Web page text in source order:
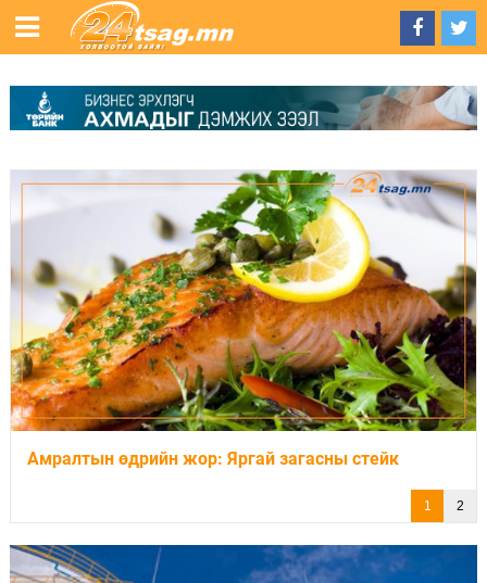
Амралтын өдрийн жор: Яргай загасны стейк
1 2